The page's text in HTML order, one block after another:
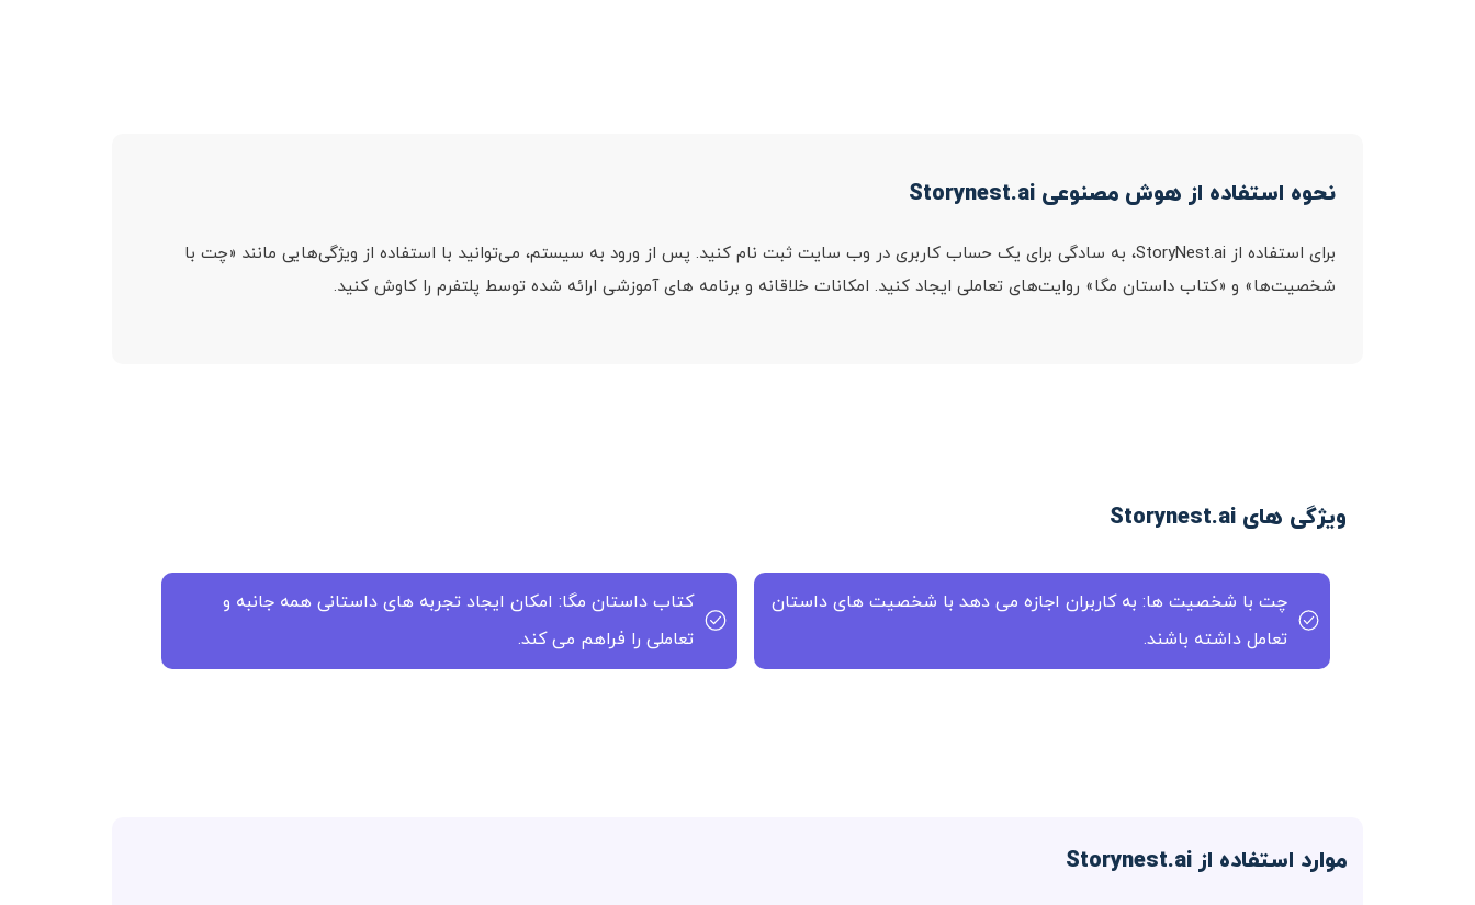
نحوه استفاده از هوش مصنوعی Storynest.ai
برای استفاده از StoryNest.ai، به سادگی برای یک حساب کاربری در وب سایت ثبت نام کنید. پس از ورود به سیستم، می‌توانید با استفاده از ویژگی‌هایی مانند «چت با
شخصیت‌ها» و «کتاب داستان مگا» روایت‌های تعاملی ایجاد کنید. امکانات خلاقانه و برنامه های آموزشی ارائه شده توسط پلتفرم را کاوش کنید.
ویژگی های Storynest.ai
چت با شخصیت ها: به کاربران اجازه می دهد با شخصیت های داستان
تعامل داشته باشند.
کتاب داستان مگا: امکان ایجاد تجربه های داستانی همه جانبه و
تعاملی را فراهم می کند.
موارد استفاده از Storynest.ai